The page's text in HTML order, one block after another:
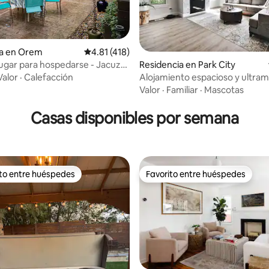
de 5; 174 evaluaciones
en Orem Calificación promedio: 4.81 de 5; 418
4.81 (418)
para hospedarse - Jacuzzi
está abierta
· Calefacción
Residencia en Park City
Alojamiento espacioso y
en Park City | Capacidad para
Valor · Familiar · Mascotas
Casas disponibles por semana
en Favorito entre huéspedes
entre huéspedes Favorito entre huéspedes
Favorito entre huéspedes